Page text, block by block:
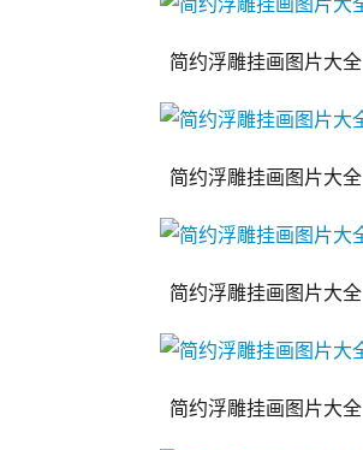
简约浮雕挂画图片大全
简约浮雕挂画图片大全
简约浮雕挂画图片大全
简约浮雕挂画图片大全